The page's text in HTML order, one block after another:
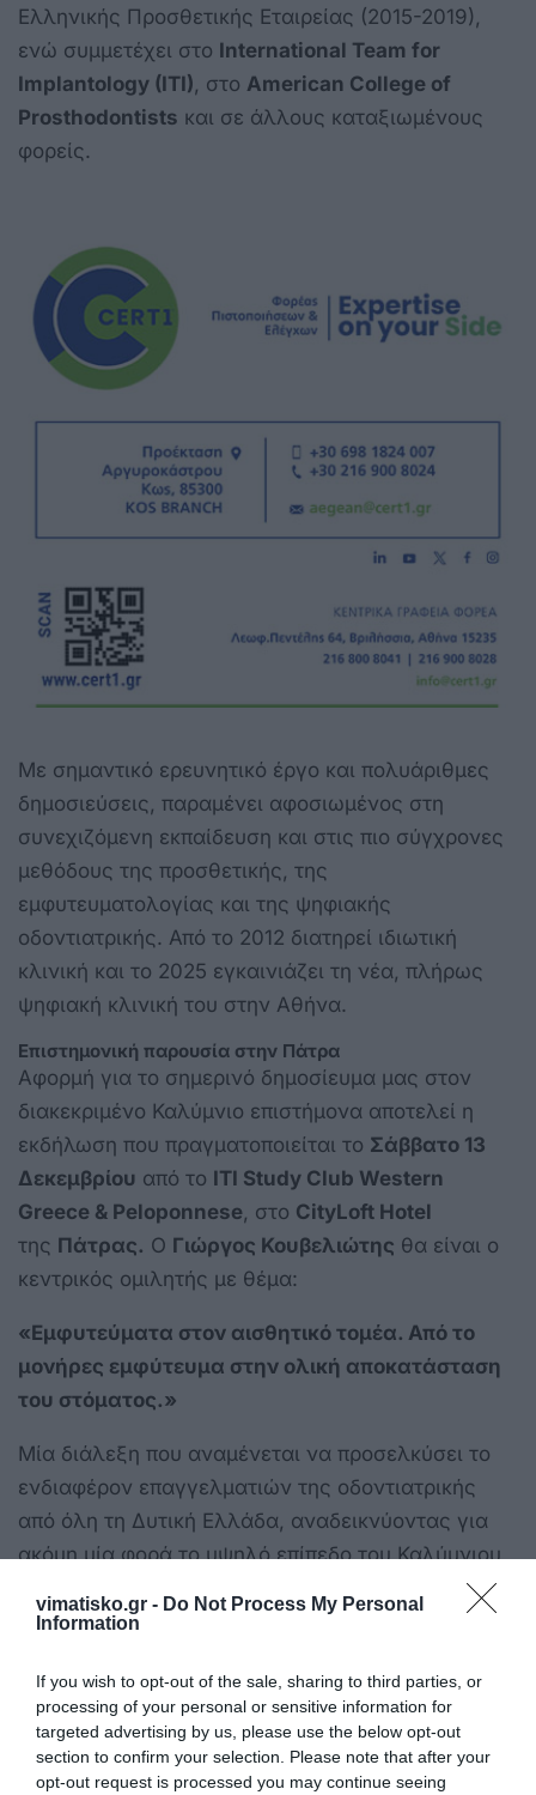
vimatisko.gr - Do Not Process My Personal
Information
If you wish to opt-out of the sale, sharing to third parties, or
processing of your personal or sensitive information for
targeted advertising by us, please use the below opt-out
section to confirm your selection. Please note that after your
opt-out request is processed you may continue seeing
Ελληνικής Προσθετικής Εταιρείας (2015-2019),
ενώ συμμετέχει στο International Team for
Implantology (ITI) , στο American College of
Prosthodontists και σε άλλους καταξιωμένους
φορείς.
Με σημαντικό ερευνητικό έργο και πολυάριθμες
δημοσιεύσεις, παραμένει αφοσιωμένος στη
συνεχιζόμενη εκπαίδευση και στις πιο σύγχρονες
μεθόδους της προσθετικής, της
εμφυτευματολογίας και της ψηφιακής
οδοντιατρικής. Από το 2012 διατηρεί ιδιωτική
κλινική και το 2025 εγκαινιάζει τη νέα, πλήρως
ψηφιακή κλινική του στην Αθήνα.
Επιστημονική παρουσία στην Πάτρα
Αφορμή για το σημερινό δημοσίευμα μας στον
διακεκριμένο Καλύμνιο επιστήμονα αποτελεί η
εκδήλωση που πραγματοποιείται το Σάββατο 13
Δεκεμβρίου από το ITI Study Club Western
Greece & Peloponnese , στο CityLoft Hotel
της Πάτρας. Ο Γιώργος Κουβελιώτης θα είναι ο
κεντρικός ομιλητής με θέμα:
«Εμφυτεύματα στον αισθητικό τομέα. Από το
μονήρες εμφύτευμα στην ολική αποκατάσταση
του στόματος.»
Μία διάλεξη που αναμένεται να προσελκύσει το
ενδιαφέρον επαγγελματιών της οδοντιατρικής
από όλη τη Δυτική Ελλάδα, αναδεικνύοντας για
ακόμη μία φορά το υψηλό επίπεδο του Καλύμνιου
kalymnos-news.gr